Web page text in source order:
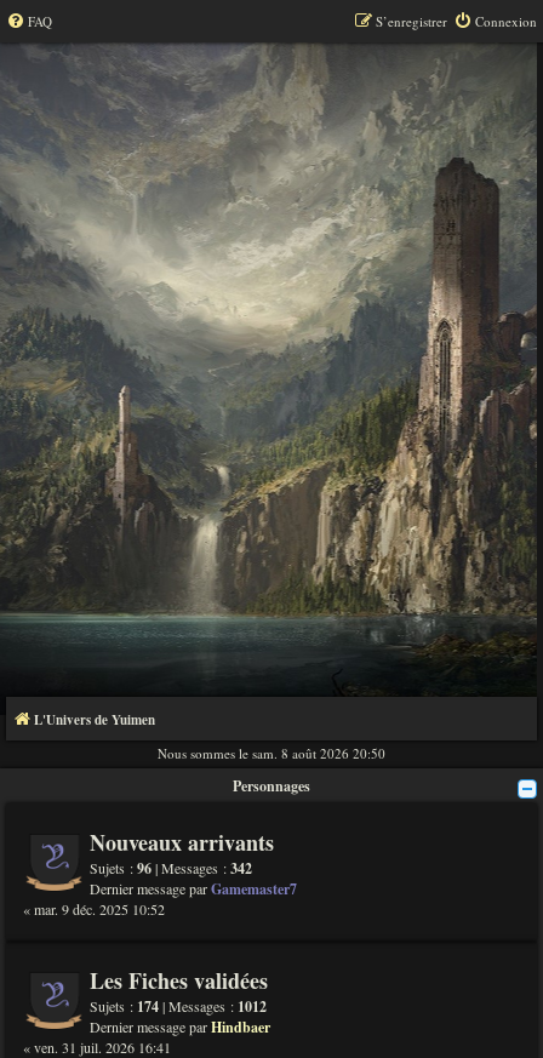
FAQ Connexion
S’enregistrer
L'Univers de Yuimen
Nous sommes le sam. 8 août 2026 20:50
Personnages
Nouveaux arrivants
Sujets :96| Messages :342
Dernier message parGamemaster7
« mar. 9 déc. 2025 10:52
Les Fiches validées
Sujets : 174| Messages : 1012
Dernier message parHindbaer
« ven. 31 juil. 2026 16:41